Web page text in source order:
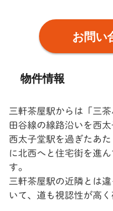
お問い
物件情報
三軒茶屋駅からは「三
田谷線の線路沿いを西太
西太子堂駅を過ぎたあ
に北西へと住宅街を進
す。
三軒茶屋駅の近隣とは
いて、道も視認性が高